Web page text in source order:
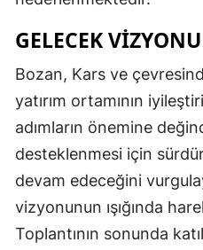
GELECEK
Bozan, Kars ve
yatırım ortamının
adımların önemine
desteklenmesi için
devam edeceğini
vizyonunun ışığında
Toplantının sonunda